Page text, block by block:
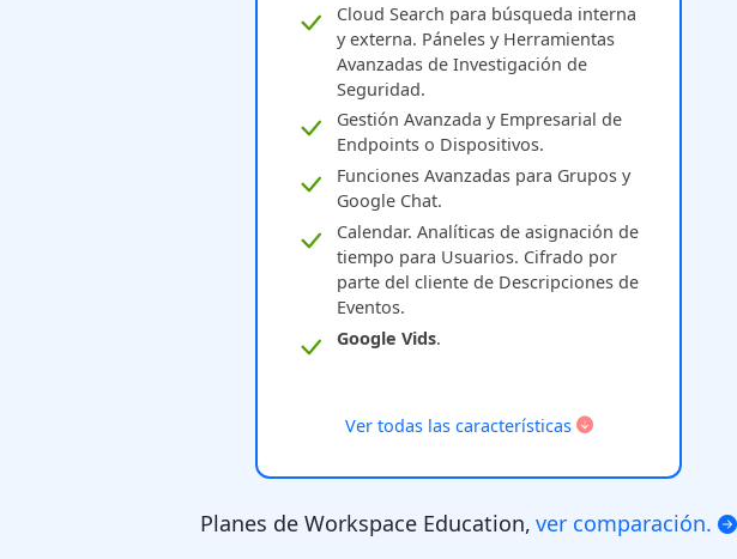
Cloud Search para búsqueda interna
y externa. Páneles y Herramientas
Avanzadas de Investigación de
Seguridad.
Gestión Avanzada y Empresarial de
Endpoints o Dispositivos.
Funciones Avanzadas para Grupos y
Google Chat.
Calendar. Analíticas de asignación de
tiempo para Usuarios. Cifrado por
parte del cliente de Descripciones de
Eventos.
Google Vids.
Ver todas las características
Planes de Workspace Education, ver comparación.